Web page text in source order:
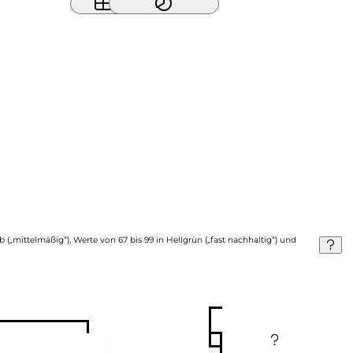
Werte von 67 bis 99 in Hellgrün („fast nachhaltig“) und